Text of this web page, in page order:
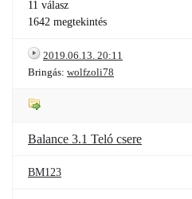
11 válasz
1642 megtekintés
2019.06.13. 20:11
Bringás: wolfzoli78
Balance 3.1 Teló csere
BM123